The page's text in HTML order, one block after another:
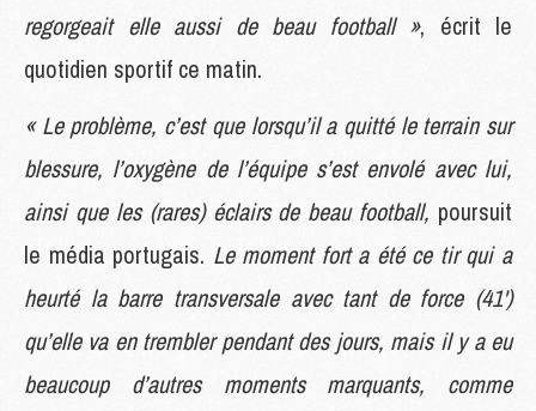
regorgeait elle aussi de beau football », écrit le
quotidien sportif ce matin.
« Le problème, c’est que lorsqu’il a quitté le terrain sur
blessure, l’oxygène de l’équipe s’est envolé avec lui,
ainsi que les (rares) éclairs de beau football, poursuit
le média portugais. Le moment fort a été ce tir qui a
heurté la barre transversale avec tant de force (41')
qu’elle va en trembler pendant des jours, mais il y a eu
beaucoup d’autres moments marquants, comme